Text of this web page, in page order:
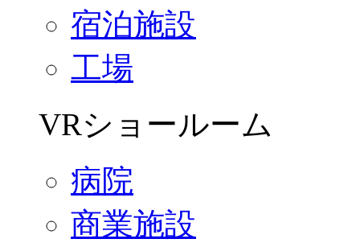
宿泊施設
工場
VRショールーム
病院
商業施設